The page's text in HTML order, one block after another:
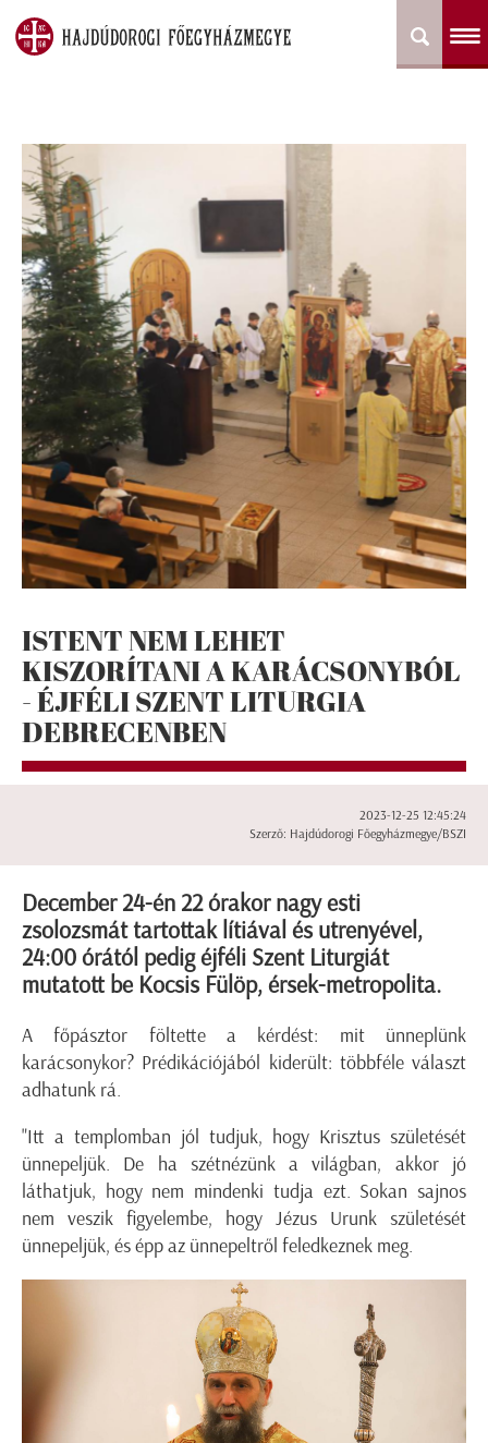
ISTENT NEM LEHET
KISZORÍTANI A KARÁCSONYBÓL
- ÉJFÉLI SZENT LITURGIA
DEBRECENBEN
2023-12-25 12:45:24
Szerző: Hajdúdorogi Főegyházmegye/BSZI
December 24-én 22 órakor nagy esti
zsolozsmát tartottak lítiával és utrenyével,
24:00 órától pedig éjféli Szent Liturgiát
mutatott be Kocsis Fülöp, érsek-metropolita.
A főpásztor föltette a kérdést: mit ünneplünk
karácsonykor? Prédikációjából kiderült: többféle választ
adhatunk rá.
"Itt a templomban jól tudjuk, hogy Krisztus születését
ünnepeljük. De ha szétnézünk a világban, akkor jó
láthatjuk, hogy nem mindenki tudja ezt. Sokan sajnos
nem veszik figyelembe, hogy Jézus Urunk születését
ünnepeljük, és épp az ünnepeltről feledkeznek meg.